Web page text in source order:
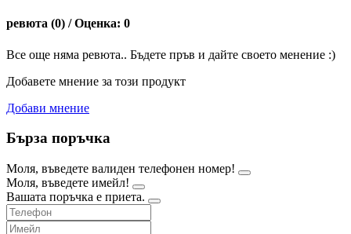
ревюта (0) / Оценка: 0
Все още няма ревюта.. Бъдете пръв и дайте своето менение :)
Добавете мнение за този продукт
Добави мнение
Бърза поръчка
Моля, въведете валиден телефонен номер!
Моля, въведете имейл!
Вашата поръчка е приета.